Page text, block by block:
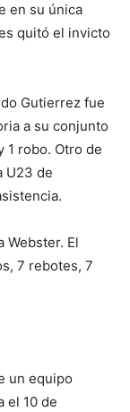
en su única
quitó el invicto
Gutierrez fue
a su conjunto
1 robo. Otro de
U23 de
Webster. El
7 rebotes, 7
un equipo
el 10 de